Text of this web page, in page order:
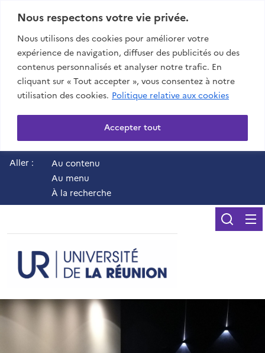
Nous respectons votre vie privée.
Nous utilisons des cookies pour améliorer votre
expérience de navigation, diffuser des publicités ou des
contenus personnalisés et analyser notre trafic. En
cliquant sur « Tout accepter », vous consentez à notre
utilisation des cookies. Politique relative aux cookies
Accepter tout
Aller :
Au contenu
Au menu
À la recherche